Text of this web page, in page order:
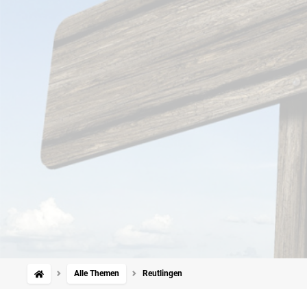
Alle Themen Reutlingen